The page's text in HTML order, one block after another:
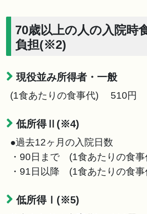
70歳以上の人の入院時
負担(※2)
現役並み所得者・一般
(1食あたりの食事代) 510円
低所得Ⅱ(※4)
●過去12ヶ月の入院日数
・90日まで (1食あたりの食
・91日以降 (1食あたりの食
低所得Ⅰ(※5)